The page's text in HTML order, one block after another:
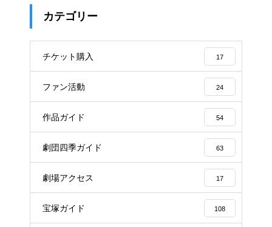
カテゴリー
チケット購入 17
ファン活動 24
作品ガイド 54
劇団四季ガイド 63
劇場アクセス 17
宝塚ガイド 108